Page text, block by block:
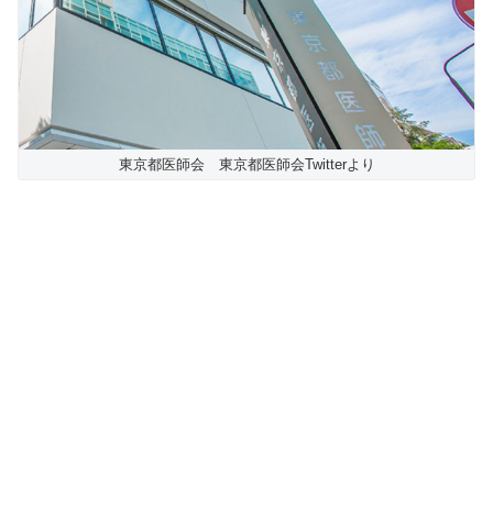
東京都医師会 東京都医師会Twitterより